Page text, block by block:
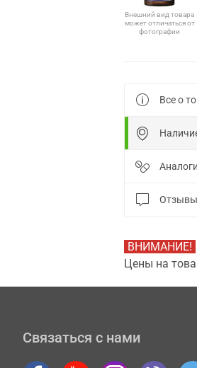
Внешний вид товара
может отличаться от
фотографии
Все о
Отзывы
ВНИМАНИЕ!
Цены на
Связаться с нами